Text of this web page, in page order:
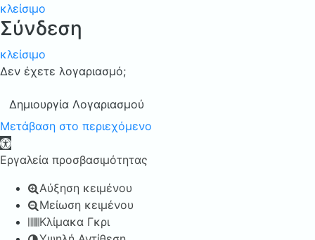
κλείσιμο
Σύνδεση
κλείσιμο
Δεν έχετε λογαριασμό;
Δημιουργία Λογαριασμού
Μετάβαση στο περιεχόμενο
Ανοίξτε τη γραμμή εργαλείων
Εργαλεία προσβασιμότητας
Αύξηση κειμένου
Μείωση κειμένου
Κλίμακα Γκρι